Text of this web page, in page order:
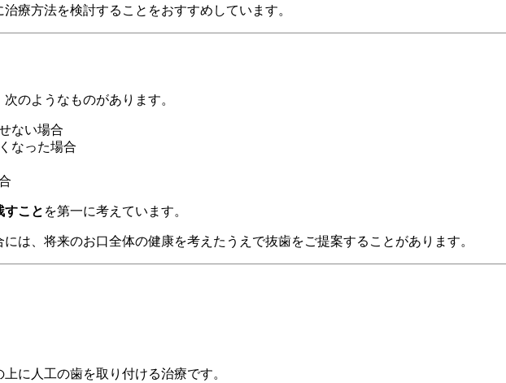
療方法を検討することをおすすめしています。
のようなものがあります。
ない場合
なった場合
すこと を第一に考えています。
は、将来のお口全体の健康を考えたうえで抜歯をご提案することがあります。
に人工の歯を取り付ける治療です。